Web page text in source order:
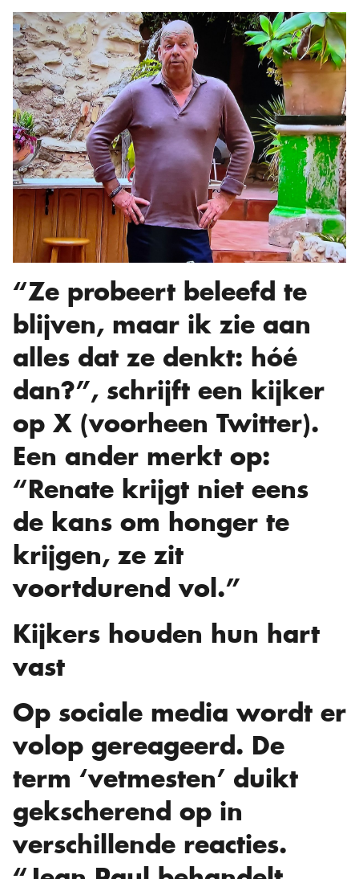
“Ze probeert beleefd te
blijven, maar ik zie aan
alles dat ze denkt: hóé
dan?”, schrijft een kijker
op X (voorheen Twitter).
Een ander merkt op:
“Renate krijgt niet eens
de kans om honger te
krijgen, ze zit
voortdurend vol.”
Kijkers houden hun hart
vast
Op sociale media wordt er
volop gereageerd. De
term ‘vetmesten’ duikt
gekscherend op in
verschillende reacties.